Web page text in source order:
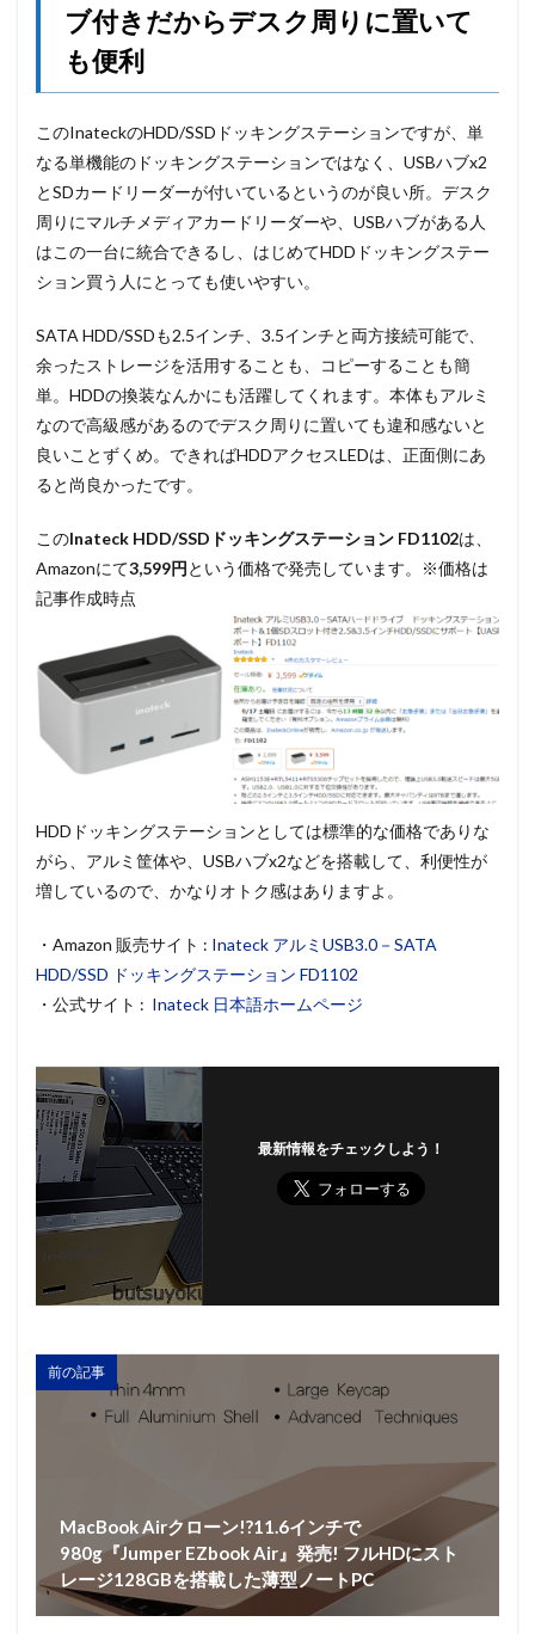
ブ付きだからデスク周りに置いて
も便利
このInateckのHDD/SSDドッキングステーションですが、単
なる単機能のドッキングステーションではなく、USBハブx2
とSDカードリーダーが付いているというのが良い所。デスク
周りにマルチメディアカードリーダーや、USBハブがある人
はこの一台に統合できるし、はじめてHDDドッキングステー
ション買う人にとっても使いやすい。
SATA HDD/SSDも2.5インチ、3.5インチと両方接続可能で、
余ったストレージを活用することも、コピーすることも簡
単。HDDの換装なんかにも活躍してくれます。本体もアルミ
なので高級感があるのでデスク周りに置いても違和感ないと
良いことずくめ。できればHDDアクセスLEDは、正面側にあ
ると尚良かったです。
このInateck HDD/SSDドッキングステーション FD1102は、
Amazonにて3,599円という価格で発売しています。※価格は
記事作成時点
HDDドッキングステーションとしては標準的な価格でありな
がら、アルミ筐体や、USBハブx2などを搭載して、利便性が
増しているので、かなりオトク感はありますよ。
・Amazon 販売サイト : Inateck アルミUSB3.0－SATA
HDD/SSD ドッキングステーション FD1102
・公式サイト : Inateck 日本語ホームページ
最新情報をチェックしよう！
前の記事
MacBook Airクローン!?11.6インチで
980g『Jumper EZbook Air』発売! フルHDにスト
レージ128GBを搭載した薄型ノートPC